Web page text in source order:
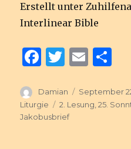
Erstellt unter
Interlinear Bible
F
c
e
T
it
te
E
ai
l
le
n
Autor
Damian
Veröffentlicht
am
September
Liturgie
Schlagwörter
2. Lesung ,25.
Jakobusbrief